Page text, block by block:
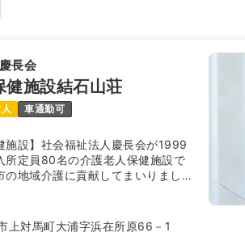
長会
健施設結石山荘
車通勤可
施設】社会福祉法人慶長会が1999
所定員80名の介護老人保健施設で
の地域介護に貢献してまいりまし
隣には上対馬高校や岩楯神社があり
上対馬町大浦字浜在所原66－1